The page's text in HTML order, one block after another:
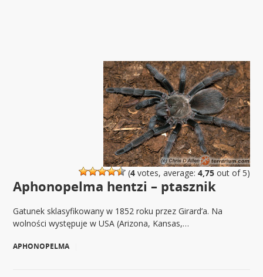
(4votes, average: 4,75out of 5)
Aphonopelma hentzi – ptasznik
Gatunek sklasyfikowany w 1852 roku przez Girard’a. Na
wolności występuje w USA (Arizona, Kansas,…
APHONOPELMA